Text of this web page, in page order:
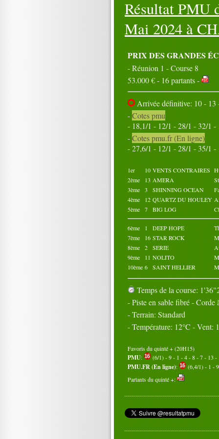
21
22 23 24
25
31
01
02 03 04
05
11
12 13 14
16
17 18 19
20
21
22 23 24
25
26
28
31
Résultat PMU
Mai 2024 à
PRIX DES GRANDES
- Réunion 1 - Course 8
53.000 € - 16 partants -
Arrivée définitive: 10 - 13
-Cotes pmu
- 18,1/1 - 12/1 - 28/1 - 32/1 -
-Cotes pmu.fr (En ligne)
- 27,6/1 - 12/1 - 28/1 - 35/1 -
1er 10 VENTS CONTRAIRES
2ème
13 AMERA
3ème
3 SHINNING OCEAN
4ème
12 QUARTZ DU HOULEY
5ème
7 BIG LOG
6ème 1 DEEP HOPE
7ème
16 STAR ROCK
8ème
2 SERIE
9ème
11 NOLITO
10ème 6 SAINT HELLIER
Temps de la course:
- Piste en sable fibré - Corde
- Terrain: Standard
- Température: 12°C - Vent:
Favoris du quinté + (20H15)
PMU: (6/1) - 9 - 1 - 4 - 8 - 7 - 13 -
PMU.FR (En ligne):
(6,4/1) - 1 -
Partants du quinté +: